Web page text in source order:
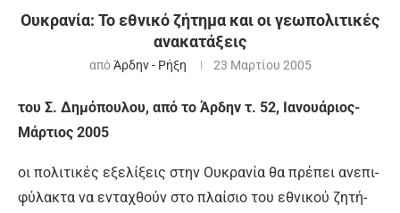
Ουκρανία: Το εθνικό ζήτημα και οι γεωπολιτικές
ανακατάξεις
απόΆρδην - Ρήξη 23 Μαρτίου 2005
του Σ. Δημόπουλου, από το Άρδην τ. 52, Ιανουάριος-
Μάρτιος 2005
οι πο­λι­τι­κές ε­ξε­λί­ξεις στην Ου­κρα­νί­α θα πρέ­πει α­νε­πι­
φύ­λα­κτα να ε­ντα­χθούν στο πλαί­σιο του ε­θνι­κού ζη­τή­